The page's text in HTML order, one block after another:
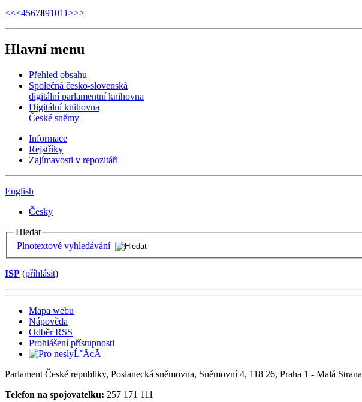
<<<4567891011>>>
Hlavní menu
Přehled obsahu
Společná česko-slovenská
digitální parlamentní knihovna
Digitální knihovna
České sněmy
Informace
Rejstříky
Zajímavosti v repozitáři
English
Česky
Hledat
Plnotextové vyhledávání
ISP (příhlásit)
Mapa webu
Nápověda
Odběr RSS
Prohlášení přístupnosti
Parlament České republiky, Poslanecká sněmovna, Sněmovní 4, 118 26, Praha 1 - Malá Strana
Telefon na spojovatelku: 257 171 111